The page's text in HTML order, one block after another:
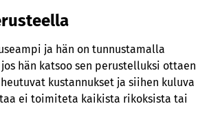
ja hän on tunnustamalla
hän katsoo sen perustelluksi ottaen
kustannukset ja siihen kuluva
ei toimiteta kaikista rikoksista tai